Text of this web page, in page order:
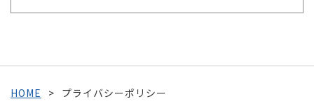
HOME プライバシーポリシー